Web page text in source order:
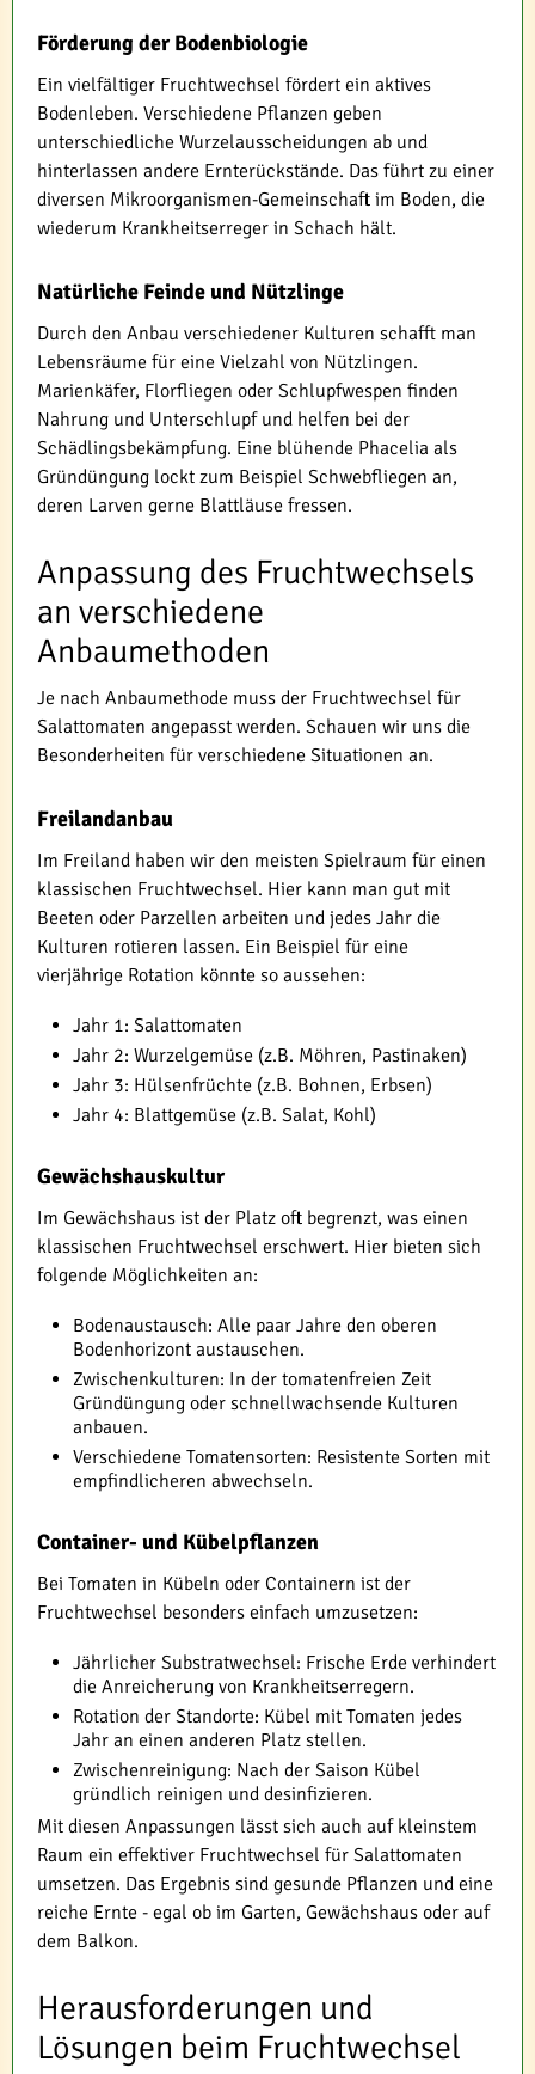
Förderung der Bodenbiologie
Ein vielfältiger Fruchtwechsel fördert ein aktives
Bodenleben. Verschiedene Pflanzen geben
unterschiedliche Wurzelausscheidungen ab und
hinterlassen andere Ernterückstände. Das führt zu einer
diversen Mikroorganismen-Gemeinschaft im Boden, die
wiederum Krankheitserreger in Schach hält.
Natürliche Feinde und Nützlinge
Durch den Anbau verschiedener Kulturen schafft man
Lebensräume für eine Vielzahl von Nützlingen.
Marienkäfer, Florfliegen oder Schlupfwespen finden
Nahrung und Unterschlupf und helfen bei der
Schädlingsbekämpfung. Eine blühende Phacelia als
Gründüngung lockt zum Beispiel Schwebfliegen an,
deren Larven gerne Blattläuse fressen.
Anpassung des Fruchtwechsels
an verschiedene
Anbaumethoden
Je nach Anbaumethode muss der Fruchtwechsel für
Salattomaten angepasst werden. Schauen wir uns die
Besonderheiten für verschiedene Situationen an.
Freilandanbau
Im Freiland haben wir den meisten Spielraum für einen
klassischen Fruchtwechsel. Hier kann man gut mit
Beeten oder Parzellen arbeiten und jedes Jahr die
Kulturen rotieren lassen. Ein Beispiel für eine
vierjährige Rotation könnte so aussehen:
Jahr 1: Salattomaten
Jahr 2: Wurzelgemüse (z.B. Möhren, Pastinaken)
Jahr 3: Hülsenfrüchte (z.B. Bohnen, Erbsen)
Jahr 4: Blattgemüse (z.B. Salat, Kohl)
Gewächshauskultur
Im Gewächshaus ist der Platz oft begrenzt, was einen
klassischen Fruchtwechsel erschwert. Hier bieten sich
folgende Möglichkeiten an:
Bodenaustausch: Alle paar Jahre den oberen
Bodenhorizont austauschen.
Zwischenkulturen: In der tomatenfreien Zeit
Gründüngung oder schnellwachsende Kulturen
anbauen.
Verschiedene Tomatensorten: Resistente Sorten mit
empfindlicheren abwechseln.
Container- und Kübelpflanzen
Bei Tomaten in Kübeln oder Containern ist der
Fruchtwechsel besonders einfach umzusetzen:
Jährlicher Substratwechsel: Frische Erde verhindert
die Anreicherung von Krankheitserregern.
Rotation der Standorte: Kübel mit Tomaten jedes
Jahr an einen anderen Platz stellen.
Zwischenreinigung: Nach der Saison Kübel
gründlich reinigen und desinfizieren.
Mit diesen Anpassungen lässt sich auch auf kleinstem
Raum ein effektiver Fruchtwechsel für Salattomaten
umsetzen. Das Ergebnis sind gesunde Pflanzen und eine
reiche Ernte - egal ob im Garten, Gewächshaus oder auf
dem Balkon.
Herausforderungen und
Lösungen beim Fruchtwechsel